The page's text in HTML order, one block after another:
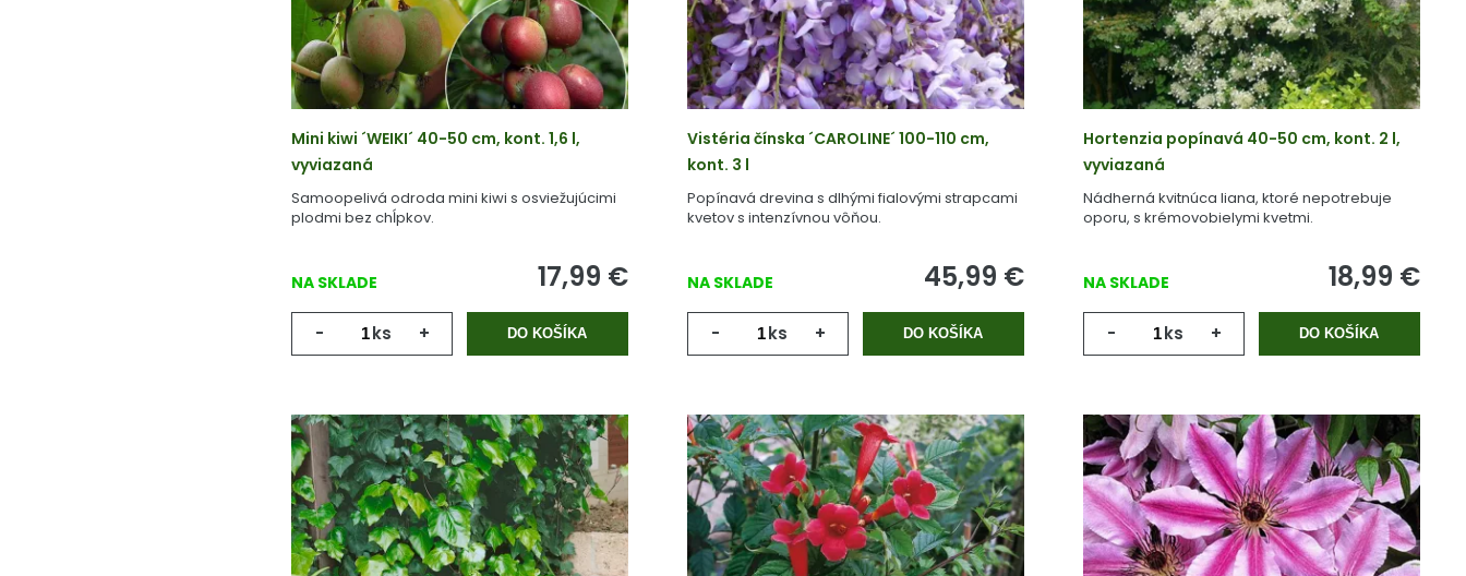
Mini kiwi ´WEIKI´ 40-50 cm, kont. 1,6 l,
vyviazaná
Samoopelivá odroda mini kiwi s osviežujúcimi
plodmi bez chĺpkov.
NA SKLADE 17,99 €
- ks + DO KOŠÍKA
Vistéria čínska ´CAROLINE´ 100-110 cm,
kont. 3 l
Popínavá drevina s dlhými fialovými strapcami
kvetov s intenzívnou vôňou.
NA SKLADE 45,99 €
- ks + DO KOŠÍKA
Hortenzia popínavá 40-50 cm, kont. 2 l,
vyviazaná
Nádherná kvitnúca liana, ktoré nepotrebuje
oporu, s krémovobielymi kvetmi.
NA SKLADE 18,99 €
- ks + DO KOŠÍKA